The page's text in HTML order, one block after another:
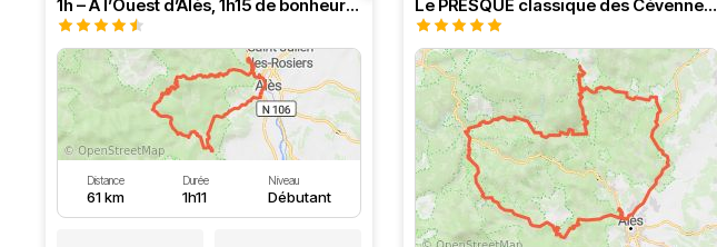
1h – A l’Ouest d’Alès, 1h15 de bonheur (HSRF23)
Distance
61 km
Durée
1h11
Niveau
Débutant
Le PRESQUE classique des Cévennes par Greg